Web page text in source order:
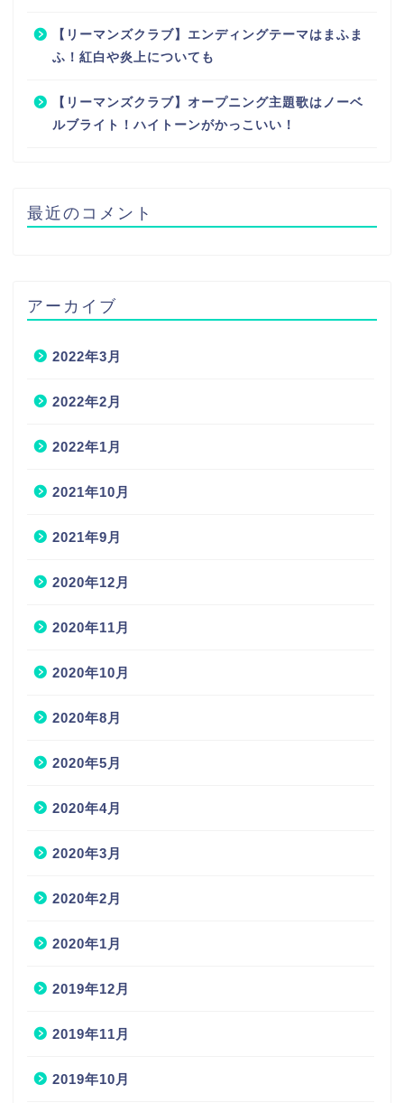
【リーマンズクラブ】エンディングテーマはまふま
ふ！紅白や炎上についても
【リーマンズクラブ】オープニング主題歌はノーベ
ルブライト！ハイトーンがかっこいい！
最近のコメント
アーカイブ
2022年3月
2022年2月
2022年1月
2021年10月
2021年9月
2020年12月
2020年11月
2020年10月
2020年8月
2020年5月
2020年4月
2020年3月
2020年2月
2020年1月
2019年12月
2019年11月
2019年10月